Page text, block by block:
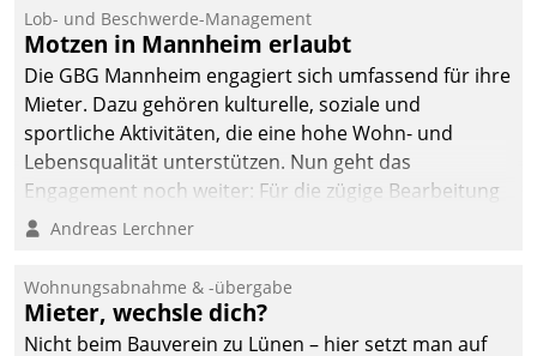
Lob- und Beschwerde-Management
Motzen in Mannheim erlaubt
Die GBG Mannheim engagiert sich umfassend für ihre
Mieter. Dazu gehören kulturelle, soziale und
sportliche Aktivitäten, die eine hohe Wohn- und
Lebensqualität unterstützen. Nun geht das
Engagement noch weiter: Für die zügige Bearbeitung
von Beschwerden – oder Lob – richtet das
und Beschwerde-Management einen eigenen Kanal
ein.
Andreas Lerchner
Wohnungsabnahme & -übergabe
Mieter, wechsle dich?
Nicht beim Bauverein zu Lünen – hier setzt man auf